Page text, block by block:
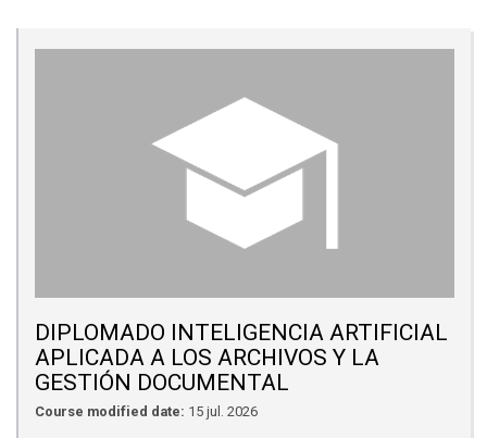
DIPLOMADO INTELIGENCIA ARTIFICIAL
APLICADA A LOS ARCHIVOS Y LA
GESTIÓN DOCUMENTAL
Course modified date: 15 jul. 2026